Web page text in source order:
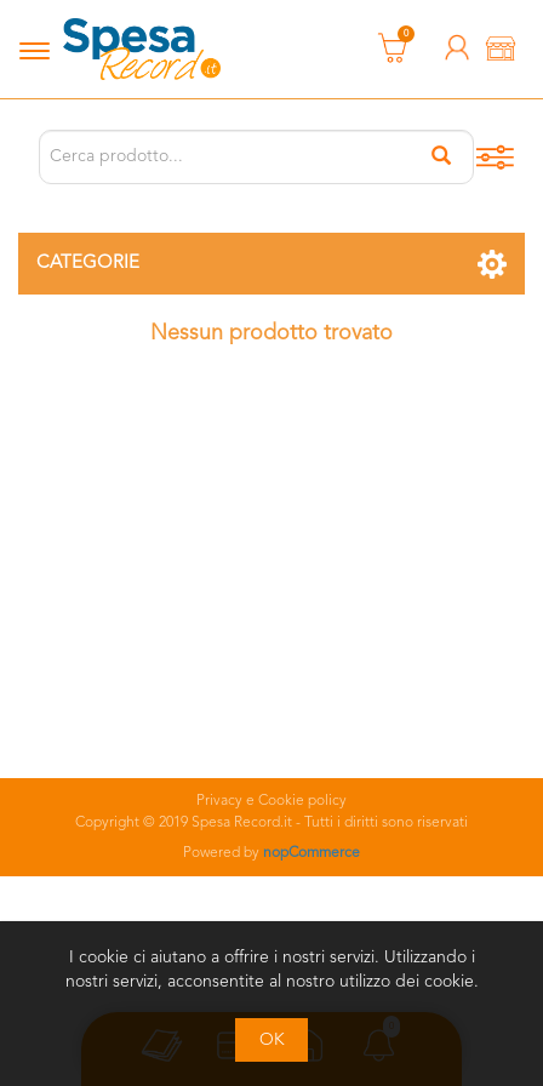
0
CATEGORIE
Nessun prodotto trovato
Privacy e Cookie policy
Copyright © 2019 Spesa Record.it - Tutti i diritti sono riservati
Powered by nopCommerce
I cookie ci aiutano a offrire i nostri servizi. Utilizzando i
nostri servizi, acconsentite al nostro utilizzo dei cookie.
OK